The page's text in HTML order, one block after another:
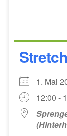
1. Mai
12:00 -